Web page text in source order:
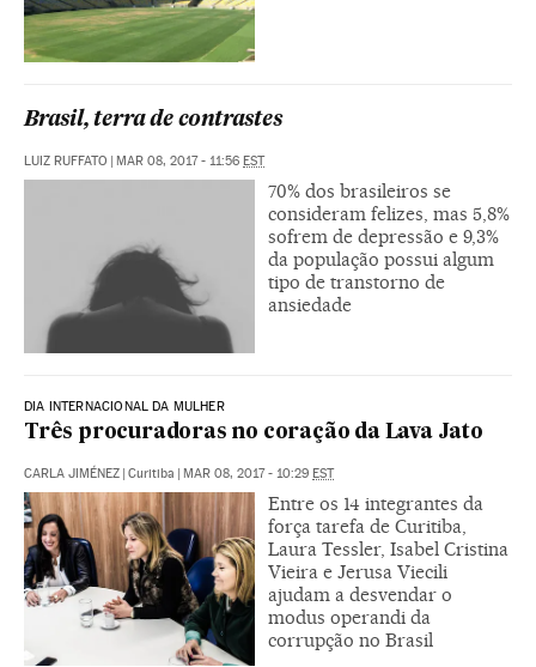
Brasil, terra de contrastes
LUIZ RUFFATO | MAR 08, 2017 - 11:56 EST
70% dos brasileiros se
consideram felizes, mas 5,8%
sofrem de depressão e 9,3%
da população possui algum
tipo de transtorno de
ansiedade
DIA INTERNACIONAL DA MULHER
Três procuradoras no coração da Lava Jato
CARLA JIMÉNEZ | Curitiba | MAR 08, 2017 - 10:29 EST
Entre os 14 integrantes da
força tarefa de Curitiba,
Laura Tessler, Isabel Cristina
Vieira e Jerusa Viecili
ajudam a desvendar o
modus operandi da
corrupção no Brasil